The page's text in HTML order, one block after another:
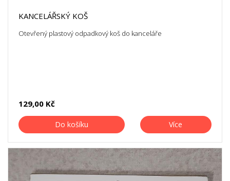
KANCELÁŘSKÝ KOŠ
Otevřený plastový odpadkový koš do kanceláře
129,00 Kč
Do košíku Více